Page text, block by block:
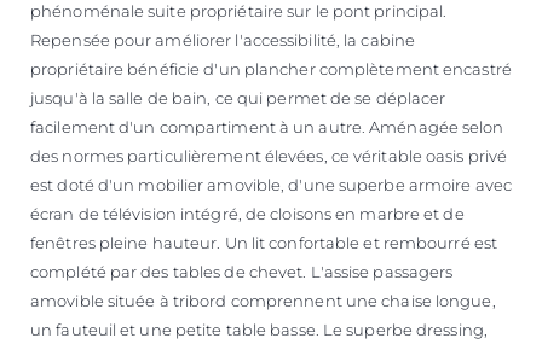
phénoménale suite propriétaire sur le pont principal.
Repensée pour améliorer l'accessibilité, la cabine
propriétaire bénéficie d'un plancher complètement encastré
jusqu'à la salle de bain, ce qui permet de se déplacer
facilement d'un compartiment à un autre. Aménagée selon
des normes particulièrement élevées, ce véritable oasis privé
est doté d'un mobilier amovible, d'une superbe armoire avec
écran de télévision intégré, de cloisons en marbre et de
fenêtres pleine hauteur. Un lit confortable et rembourré est
complété par des tables de chevet. L'assise passagers
amovible située à tribord comprennent une chaise longue,
un fauteuil et une petite table basse. Le superbe dressing,